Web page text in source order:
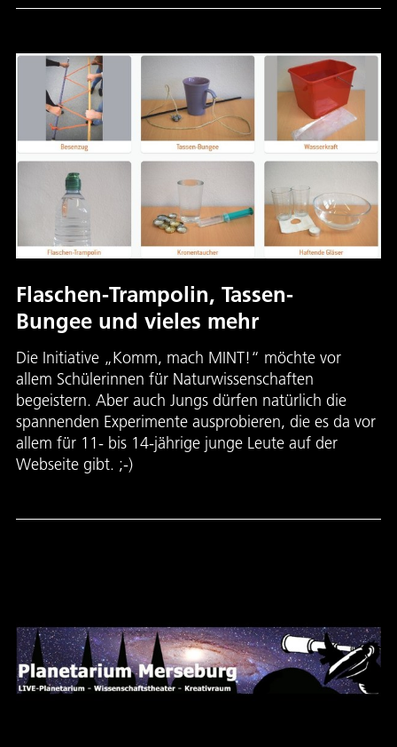
Flaschen-Trampolin, Tassen-
Bungee und vieles mehr
Die Initiative „Komm, mach MINT!“ möchte vor
allem Schülerinnen für Naturwissenschaften
begeistern. Aber auch Jungs dürfen natürlich die
spannenden Experimente ausprobieren, die es da vor
allem für 11- bis 14-jährige junge Leute auf der
Webseite gibt. ;-)